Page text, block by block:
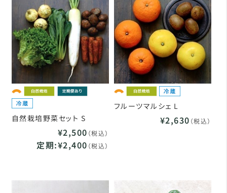
自然栽培野菜セット S
¥2,500 （税込）
定期:¥2,400 （税込）
フルーツマルシェ L
¥2,630 （税込）